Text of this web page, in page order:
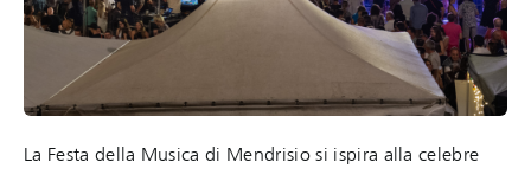
La Festa della Musica di Mendrisio si ispira alla celebre